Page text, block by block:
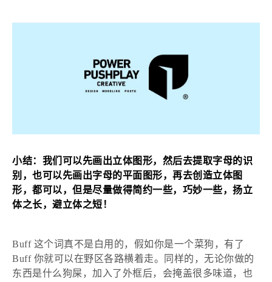
小结：我们可以先画出立体图形，然后去提取字母的识
别，也可以先画出字母的平面图形，再去创造立体图
形，都可以，但是尽量做得简约一些，巧妙一些，扬立
体之长，避立体之短！
Buff 这个词真不是白用的，假如你是一个菜狗，有了
Buff 你就可以在野区各路横着走。同样的，无论你做的
东西是什么狗屎，加入了外框后，会掩盖很多味道，也